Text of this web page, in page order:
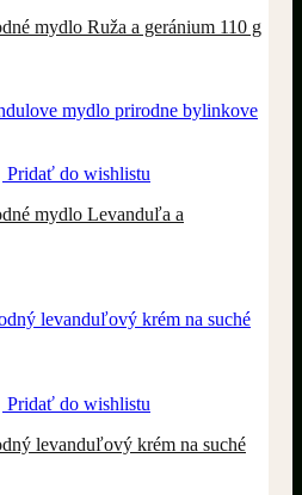
mydlo Ruža a geránium 110 g
Pridať do wishlistu
mydlo Levanduľa a
Pridať do wishlistu
levanduľový krém na suché